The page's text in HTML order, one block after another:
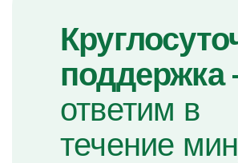
ответим в
течение